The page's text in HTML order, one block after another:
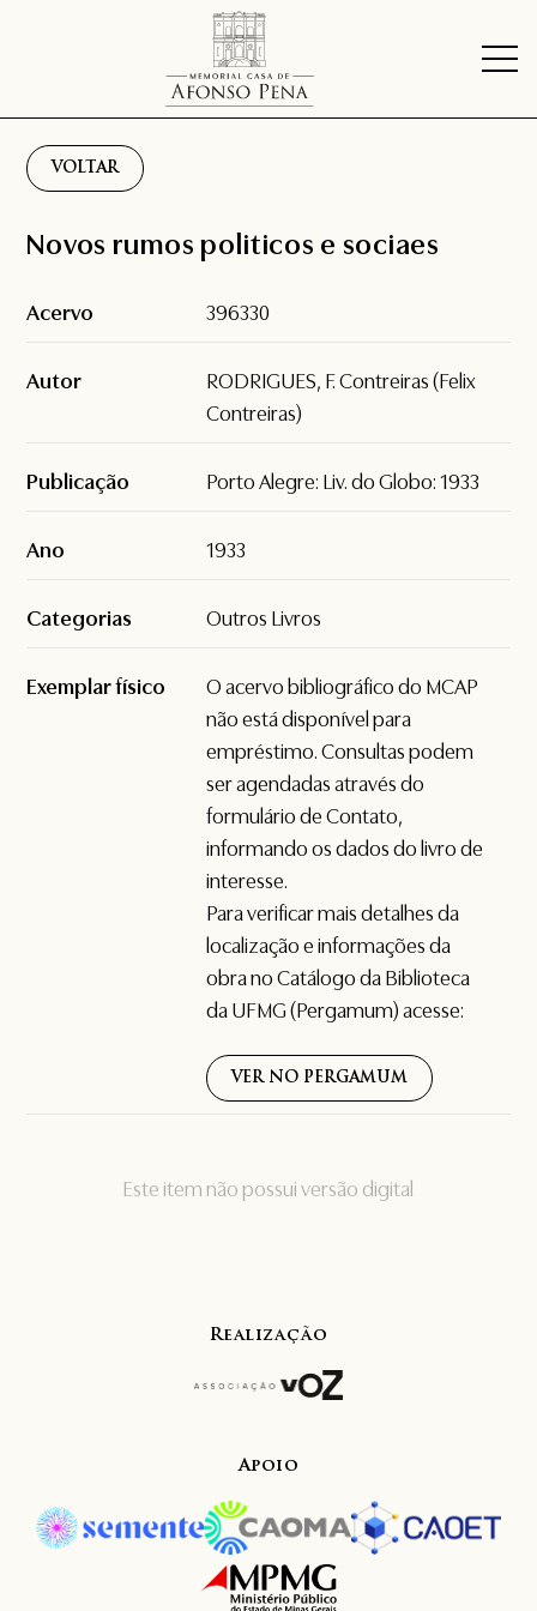
VOLTAR
Este item não possui versão digital
Novos rumos politicos e sociaes
Acervo 396330
Autor
RODRIGUES, F. Contreiras (Felix
Contreiras)
Publicação Porto Alegre: Liv. do Globo: 1933
Ano 1933
Categorias Outros Livros
Exemplar físico
O acervo bibliográfico do MCAP
não está disponível para
empréstimo. Consultas podem
ser agendadas através do
formulário deContato,
informando os dados do livro de
interesse.
Para verificar mais detalhes da
localização e informações da
obra no Catálogo da Biblioteca
da UFMG (Pergamum) acesse:
VER NO PERGAMUM
Realização
Apoio